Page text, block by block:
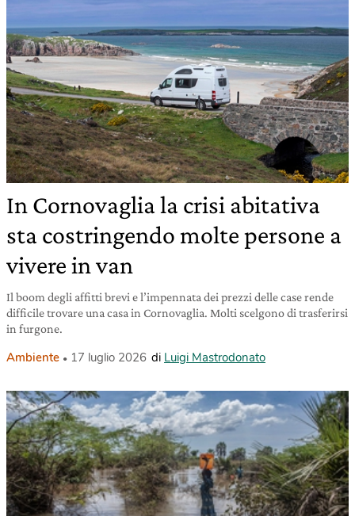
In Cornovaglia la crisi abitativa
sta costringendo molte persone a
vivere in van
Il boom degli affitti brevi e l’impennata dei prezzi delle case rende
difficile trovare una casa in Cornovaglia. Molti scelgono di trasferirsi
in furgone.
Ambiente 17 luglio 2026 di Luigi Mastrodonato